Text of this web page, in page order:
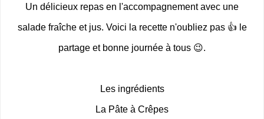
Un délicieux repas en l'accompagnement avec une
salade fraîche et jus. Voici la recette n'oubliez pas 👍 le
partage et bonne journée à tous 😉.
Les ingrédients
La Pâte à Crêpes